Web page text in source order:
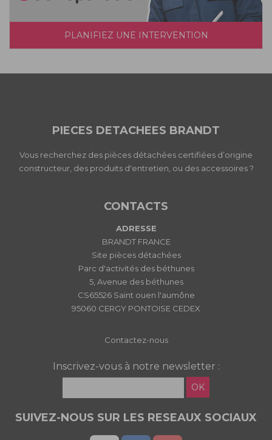
PLANIFIEZ UNE INTERVENTION
PIECES DETACHEES BRANDT
Vous recherchez des pièces détachées certifiées d’origine
constructeur, des produits d'entretien, ou des accessoires ?
CONTACTS
ADRESSE
BRANDT FRANCE
Site pièces détachées
Parc d'activités des béthunes
5, Avenue des béthunes
CS65526 Saint ouen l'aumône
95060 CERGY PONTOISE CEDEX
Contactez-nous
Inscrivez-vous à notre newsletter :
OK
SUIVEZ-NOUS SUR LES RESEAUX SOCIAUX